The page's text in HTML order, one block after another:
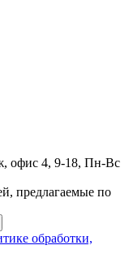
офис 4, 9-18, Пн-Вс
предлагаемые по
обработки,